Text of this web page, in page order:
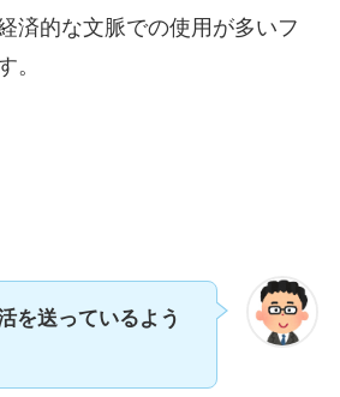
済的な文脈での使用が多いフ
。
を送っているよう